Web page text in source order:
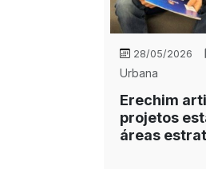
28/05/2026
Urbana
Erechim
projetos
áreas